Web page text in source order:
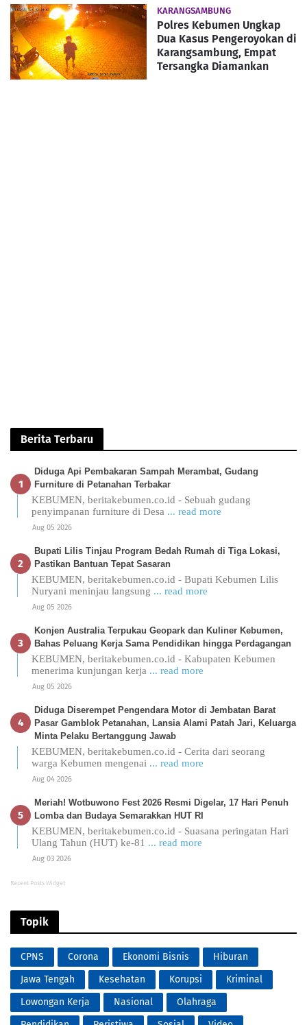
KARANGSAMBUNG
Polres Kebumen Ungkap
Dua Kasus Pengeroyokan di
Karangsambung, Empat
Tersangka Diamankan
Berita Terbaru
Diduga Api Pembakaran Sampah Merambat, Gudang
Furniture di Petanahan Terbakar
KEBUMEN, beritakebumen.co.id - Sebuah gudang
penyimpanan furniture di Desa ... read more
Aug 05 2026
Bupati Lilis Tinjau Program Bedah Rumah di Tiga Lokasi,
Pastikan Bantuan Tepat Sasaran
KEBUMEN, beritakebumen.co.id - Bupati Kebumen Lilis
Nuryani meninjau langsung ... read more
Aug 05 2026
Konjen Australia Terpukau Geopark dan Kuliner Kebumen,
Bahas Peluang Kerja Sama Pendidikan hingga Perdagangan
KEBUMEN, beritakebumen.co.id - Kabupaten Kebumen
menerima kunjungan kerja ... read more
Aug 05 2026
Diduga Diserempet Pengendara Motor di Jembatan Barat
Pasar Gamblok Petanahan, Lansia Alami Patah Jari, Keluarga
Minta Pelaku Bertanggung Jawab
KEBUMEN, beritakebumen.co.id - Cerita dari seorang
warga Kebumen mengenai ... read more
Aug 04 2026
Meriah! Wotbuwono Fest 2026 Resmi Digelar, 17 Hari Penuh
Lomba dan Budaya Semarakkan HUT RI
KEBUMEN, beritakebumen.co.id - Suasana peringatan Hari
Ulang Tahun (HUT) ke-81 ... read more
Aug 03 2026
Recent Posts Widget
Topik
CPNS Corona Ekonomi Bisnis
Hiburan
Jawa Tengah
Kesehatan Korupsi
Kriminal
Lowongan Kerja
Nasional
Olahraga